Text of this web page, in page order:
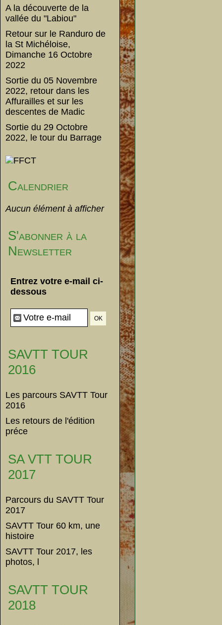
A la découverte de la
vallée du "Labiou"
Retour sur le Randuro de
la St Michéloise,
Dimanche 16 Octobre
2022
Sortie du 05 Novembre
2022, retour dans les
Affurailles et sur les
descentes de Madic
Sortie du 29 Octobre
2022, le tour du Barrage
Calendrier
Aucun élément à afficher
S'abonner à la
Newsletter
Entrez votre e-mail ci-
dessous
SAVTT TOUR
2016
Les parcours SAVTT Tour
2016
Les retours de l'édition
préce
SA VTT TOUR
2017
Parcours du SAVTT Tour
2017
SAVTT Tour 60 km, une
histoire
SAVTT Tour 2017, les
photos, l
SAVTT TOUR
2018